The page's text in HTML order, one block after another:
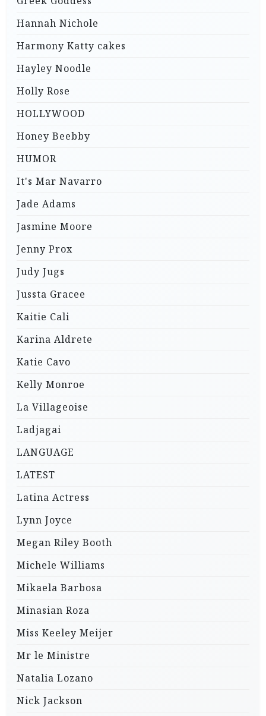
Hannah Nichole
Harmony Katty cakes
Hayley Noodle
Holly Rose
HOLLYWOOD
Honey Beebby
HUMOR
It's Mar Navarro
Jade Adams
Jasmine Moore
Jenny Prox
Judy Jugs
Jussta Gracee
Kaitie Cali
Karina Aldrete
Katie Cavo
Kelly Monroe
La Villageoise
Ladjagai
LANGUAGE
LATEST
Latina Actress
Lynn Joyce
Megan Riley Booth
Michele Williams
Mikaela Barbosa
Minasian Roza
Miss Keeley Meijer
Mr le Ministre
Natalia Lozano
Nick Jackson